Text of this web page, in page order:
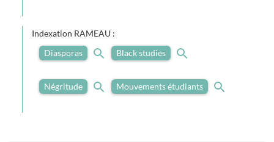
Indexation RAMEAU :
Diasporas
Black studies
Négritude Mouvements étudiants